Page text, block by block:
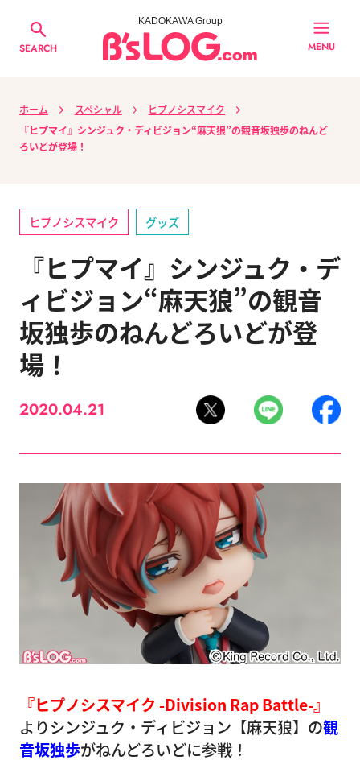
SEARCH
KADOKAWA Group
MENU
ホーム スペシャル
ヒプノシスマイク
『ヒプマイ』シンジュク・ディビジョン“麻天狼”の観音坂独歩のねんど
ろいどが登場！
ヒプノシスマイク グッズ
『ヒプマイ』シンジュク・デ
ィビジョン“麻天狼”の観音
坂独歩のねんどろいどが登
場！
2020.04.21
『ヒプノシスマイク -Division Rap Battle-』
よりシンジュク・ディビジョン【麻天狼】の観
音坂独歩がねんどろいどに参戦！